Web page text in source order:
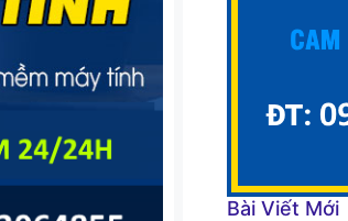
Bài Viết Mới